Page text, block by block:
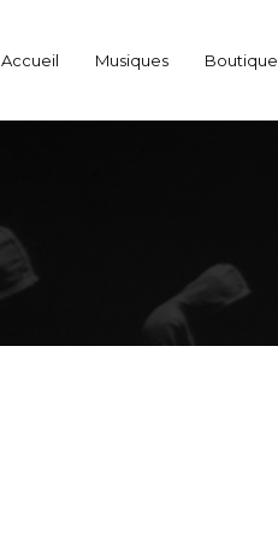
Accueil Musiques Boutique